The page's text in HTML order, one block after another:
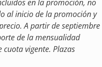
en la promoción, no
al inicio de la promoción y
A partir de septiembre
de la mensualidad
vigente. Plazas